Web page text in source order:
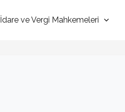
İdare ve Vergi Mahkemeleri